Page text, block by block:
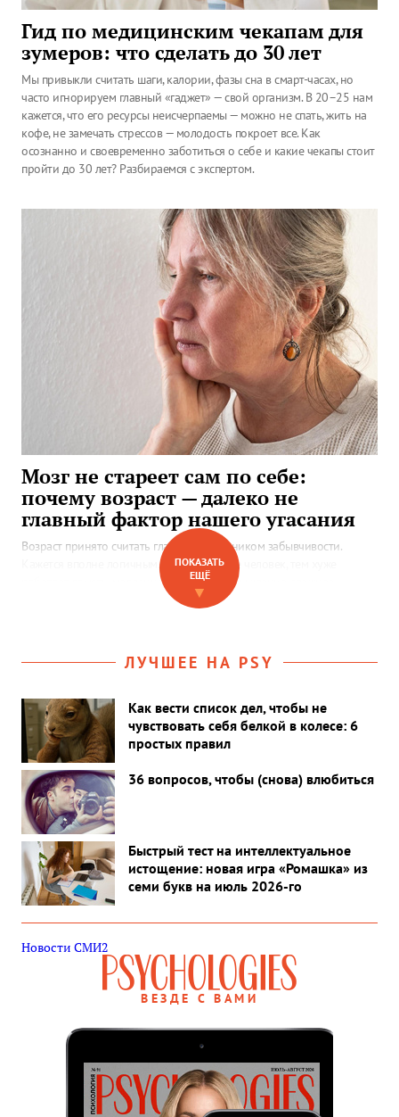
Гид по медицинским чекапам для
зумеров: что сделать до 30 лет
Мы привыкли считать шаги, калории, фазы сна в смарт-часах, но
часто игнорируем главный «гаджет» — свой организм. В 20–25 нам
кажется, что его ресурсы неисчерпаемы — можно не спать, жить на
кофе, не замечать стрессов — молодость покроет все. Как
осознанно и своевременно заботиться о себе и какие чекапы стоит
пройти до 30 лет? Разбираемся с экспертом.
Мозг не стареет сам по себе:
почему возраст — далеко не
главный фактор нашего угасания
Возраст принято считать главным виновником забывчивости.
Кажется вполне логичным, что чем старше человек, тем хуже
работает память, медленнее становится мышление, сложнее
осваивать новое. Но так ли обстоят дела на самом деле?
ПОКАЗАТЬ
ЕЩЁ
▼
ЛУЧШЕЕ НА PSY
Как вести список дел, чтобы не
чувствовать себя белкой в колесе: 6
простых правил
36 вопросов, чтобы (снова) влюбиться
Быстрый тест на интеллектуальное
истощение: новая игра «Ромашка» из
семи букв на июль 2026-го
Новости СМИ2
ВЕЗДЕ С ВАМИ